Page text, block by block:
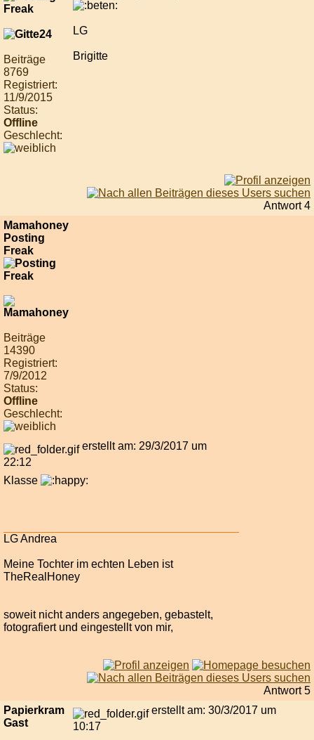
Beiträge
8769
Registriert:
11/9/2015
Status:
Offline
Geschlecht:
LG
Brigitte
Antwort 4
Mamahoney
Posting
Freak
Beiträge
14390
Registriert:
7/9/2012
Status:
Offline
Geschlecht:
erstellt am: 29/3/2017 um
22:12
Klasse
LG Andrea
Meine Tochter im echten Leben ist
TheRealHoney
soweit nicht anders angegeben, gebastelt,
fotografiert und eingestellt von mir,
Antwort 5
Papierkram
Gast
erstellt am: 30/3/2017 um
10:17